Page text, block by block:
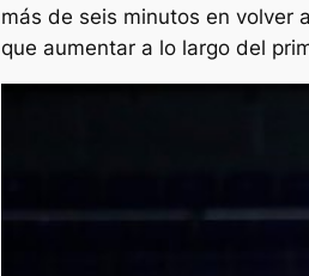
más de seis minutos en volver
que aumentar a lo largo del